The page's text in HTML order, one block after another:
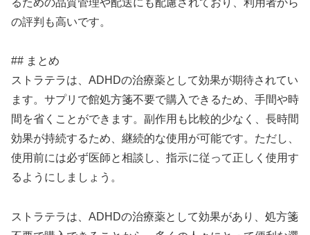
の評判も高いです。
## まとめ
ストラテラは、ADHDの治療薬として効果が期待されてい
ます。サプリで館処方箋不要で購入できるため、手間や時
間を省くことができます。副作用も比較的少なく、長時間
効果が持続するため、継続的な使用が可能です。ただし、
使用前には必ず医師と相談し、指示に従って正しく使用す
るようにしましょう。
ストラテラは、ADHDの治療薬として効果があり、処方箋